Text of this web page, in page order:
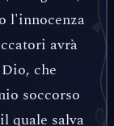
l'innocenza
avrà
che
soccorso
quale salva